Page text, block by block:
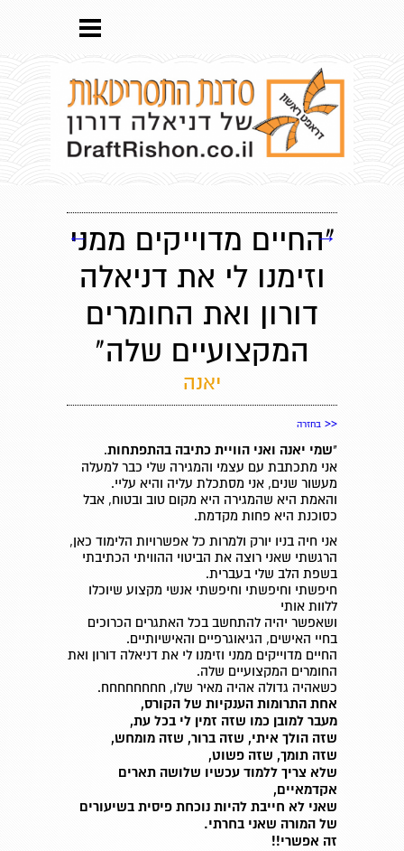
"החיים מדוייקים ממני
וזימנו לי את דניאלה
דורון ואת החומרים
המקצועיים שלה"
יאנה
← →
<< בחזרה
"שמי יאנה ואני הוויית כתיבה בהתפתחות.
אני מתכתבת עם עצמי והמגירה שלי כבר למעלה
מעשור שנים, אני מסתכלת עליה והיא עליי.
והאמת היא שהמגירה היא מקום טוב ובטוח, אבל
כסוכנת היא פחות מקדמת.
אני חיה בניו יורק ולמרות כל אפשרויות הלימוד כאן,
הרגשתי שאני רוצה את הביטוי ההוויתי הכתיבתי
בשפת הלב שלי בעברית.
חיפשתי וחיפשתי וחיפשתי אנשי מקצוע שיוכלו
ללוות אותי
ושאפשר יהיה להתחשב בכל האתגרים הכרוכים
בחיי האישים, הגיאוגרפיים והאישיותיים.
החיים מדוייקים ממני וזימנו לי את דניאלה דורון ואת
החומרים המקצועיים שלה.
כשאהיה גדולה אהיה מאיר שלו, חחחחחחחח.
אחת התרומות הענקיות של הקורס,
מעבר למובן כמו שזה זמין לי בכל עת,
שזה הולך איתי, שזה ברור, שזה מומחש,
שזה תומך, שזה פשוט,
שלא צריך ללמוד עכשיו שלושה תארים
אקדמאיים,
שאני לא חייבת להיות נוכחת פיסית בשיעורים
של המורה שאני בחרתי.
זה אפשרי!!